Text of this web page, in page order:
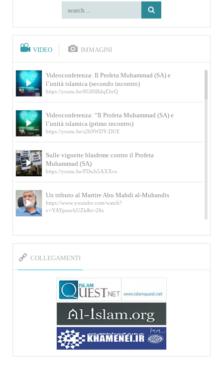
VIDEO IMMAGINI
Videoconferenza: Il Profeta Muhammad (SA) e
l’unità islamica (secondo incontro)
https://youtu.be/6G8SRdqEhrQ
Videoconferenza: “Il Profeta Muhammad (SA) e
l’unità islamica (primo incontro)
https://youtu.be/s2b9WDY-DUE
Sulle vignette blasfeme contro il Profeta
Muhammad (SA)
https://youtu.be/FDuJs5AXXvs
Un tributo al Martire Abu Mahdi al-Muhandis
https://www.youtube.com/watch?
v=YAYpusvkUZk&t=26s
L’Abluzione rituale (wudu) secondo l’Imam Alì
e l’Imam Khomeini
della figlia di un martire
https://www.youtube.com/watch?
v=-5nPSxbf9l0&t=103s
Sheykh Abbas Di Palma sui martiri Qassem
Soleimani e Abu Mahdi Al-Muhandis
https://youtu.be/Y6SIP2PIht4 Video del discorso tenuto
dallo Sheykh Abbas Di Palma in ...
COLLEGAMENTI